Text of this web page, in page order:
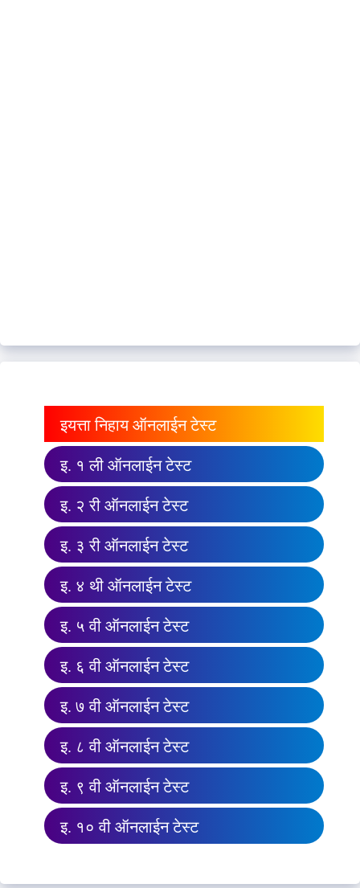
इयत्ता निहाय ऑनलाईन टेस्ट
इ. १ ली ऑनलाईन टेस्ट
इ. २ री ऑनलाईन टेस्ट
इ. ३ री ऑनलाईन टेस्ट
इ. ४ थी ऑनलाईन टेस्ट
इ. ५ वी ऑनलाईन टेस्ट
इ. ६ वी ऑनलाईन टेस्ट
इ. ७ वी ऑनलाईन टेस्ट
इ. ८ वी ऑनलाईन टेस्ट
इ. ९ वी ऑनलाईन टेस्ट
इ. १० वी ऑनलाईन टेस्ट